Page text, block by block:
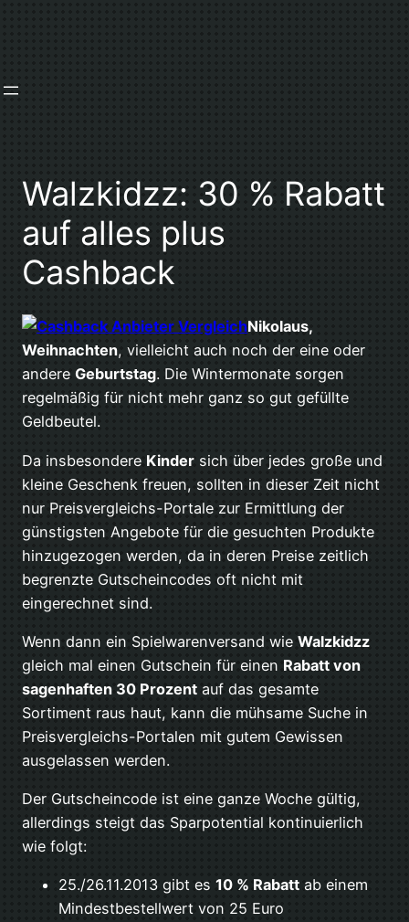
Walzkidzz: 30 % Rabatt
auf alles plus
Cashback
Nikolaus,
Weihnachten, vielleicht auch noch der eine oder
andere Geburtstag. Die Wintermonate sorgen
regelmäßig für nicht mehr ganz so gut gefüllte
Geldbeutel.
Da insbesondere Kinder sich über jedes große und
kleine Geschenk freuen, sollten in dieser Zeit nicht
nur Preisvergleichs-Portale zur Ermittlung der
günstigsten Angebote für die gesuchten Produkte
hinzugezogen werden, da in deren Preise zeitlich
begrenzte Gutscheincodes oft nicht mit
eingerechnet sind.
Wenn dann ein Spielwarenversand wie Walzkidzz
gleich mal einen Gutschein für einen Rabatt von
sagenhaften 30 Prozent auf das gesamte
Sortiment raus haut, kann die mühsame Suche in
Preisvergleichs-Portalen mit gutem Gewissen
ausgelassen werden.
Der Gutscheincode ist eine ganze Woche gültig,
allerdings steigt das Sparpotential kontinuierlich
wie folgt:
25./26.11.2013 gibt es 10 % Rabatt ab einem
Mindestbestellwert von 25 Euro